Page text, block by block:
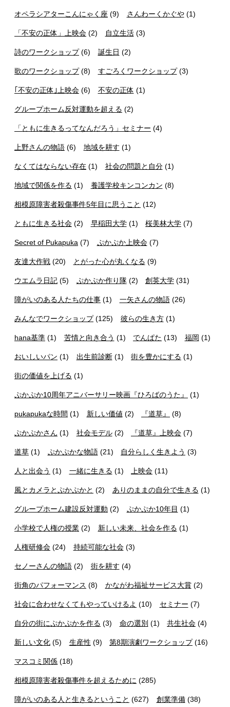
オペラシアターこんにゃく座 (9) さんわーくかぐや(1)
「不安の正体」上映会 (2) 自立生活(3)
詩のワークショップ(6) 誕生日 (2)
歌のワークショップ(8) すごろくワークショップ(3)
｢不安の正体｣上映会 (6) 不安の正体 (1)
グループホーム反対運動を超える (2)
「ともに生きるってなんだろう」セミナー (4)
上野さんの物語 (6) 地域を耕す (1)
なくてはならない存在 (1) 社会の問題と自分(1)
地域で関係を作る (1) 養護学校キンコンカン (8)
相模原障害者殺傷事件5年目に思うこと (12)
ともに生きる社会 (2) 早稲田大学(1) 桜美林大学 (7)
Secret of Pukapuka (7) ぷかぷか上映会(7)
友達大作戦 (20) とがった心が丸くなる (9)
ウエムラ日記 (5) ぷかぷか作り隊(2) 創英大学 (31)
障がいのある人たちの仕事 (1) 一矢さんの物語(26)
みんなでワークショップ(125) 彼らの生き方(1)
hana基準 (1) 苦情と向き合う (1) でんぱた (13) 福岡 (1)
おいしいパン (1) 出生前診断(1) 街を豊かにする (1)
街の価値を上げる (1)
ぷかぷか10周年アニバーサリー映画『ひろばのうた』 (1)
pukapukaな時間 (1) 新しい価値 (2) 『道草』 (8)
ぷかぷかさん (1) 社会モデル(2) 『道草』上映会 (7)
道草 (1) ぷかぷかな物語(21) 自分らしく生きよう (3)
人と出会う (1) 一緒に生きる (1) 上映会 (11)
風とカメラとぷかぷかと (2) ありのままの自分で生きる (1)
グループホーム建設反対運動 (2) ぷかぷか10年目 (1)
小学校で人権の授業 (2) 新しい未来、社会を作る (1)
人権研修会 (24) 持続可能な社会(3)
セノーさんの物語 (2) 街を耕す (4)
街角のパフォーマンス (8) かながわ福祉サービス大賞(2)
社会に合わせなくてもやっていけるよ (10) セミナー (7)
自分の街にぷかぷかを作る (3) 命の選別 (1) 共生社会 (4)
新しい文化 (5) 生産性 (9) 第8期演劇ワークショップ(16)
マスコミ関係 (18)
相模原障害者殺傷事件を超えるために (285)
障がいのある人と生きるということ (627) 創業準備(38)